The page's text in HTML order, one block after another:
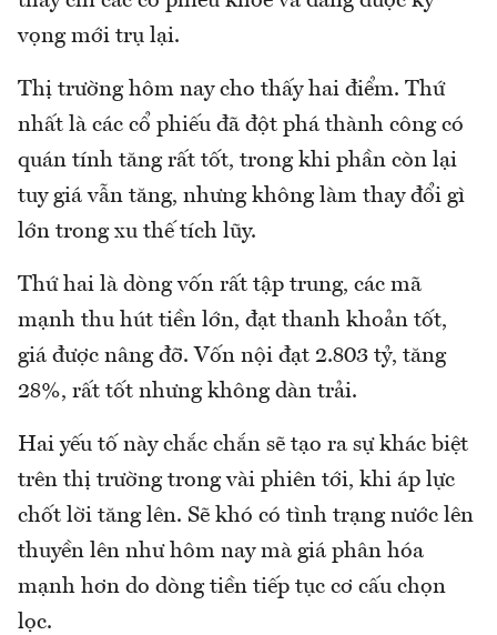
vọng mới trụ lại.
Thị trường hôm nay cho thấy hai điểm. Thứ
nhất là các cổ phiếu đã đột phá thành công có
quán tính tăng rất tốt, trong khi phần còn lại
tuy giá vẫn tăng, nhưng không làm thay đổi gì
lớn trong xu thế tích lũy.
Thứ hai là dòng vốn rất tập trung, các mã
mạnh thu hút tiền lớn, đạt thanh khoản tốt,
giá được nâng đỡ. Vốn nội đạt 2.803 tỷ, tăng
28%, rất tốt nhưng không dàn trải.
Hai yếu tố này chắc chắn sẽ tạo ra sự khác biệt
trên thị trường trong vài phiên tới, khi áp lực
chốt lời tăng lên. Sẽ khó có tình trạng nước lên
thuyền lên như hôm nay mà giá phân hóa
mạnh hơn do dòng tiền tiếp tục cơ cấu chọn
lọc.